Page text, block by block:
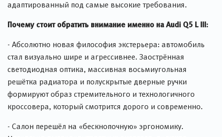
адаптированный под самые высокие требования.
Почему стоит обратить внимание именно на Audi Q5 L III:
- Абсолютно новая философия экстерьера: автомобиль
стал визуально шире и агрессивнее. Заострённая
светодиодная оптика, массивная восьмиугольная
решётка радиатора и полускрытые дверные ручки
формируют образ стремительного и технологичного
кроссовера, который смотрится дорого и современно.
- Салон перешёл на «бескнопочную» эргономику.